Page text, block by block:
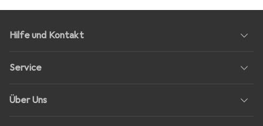
Hilfe und Kontakt
Service
Über Uns